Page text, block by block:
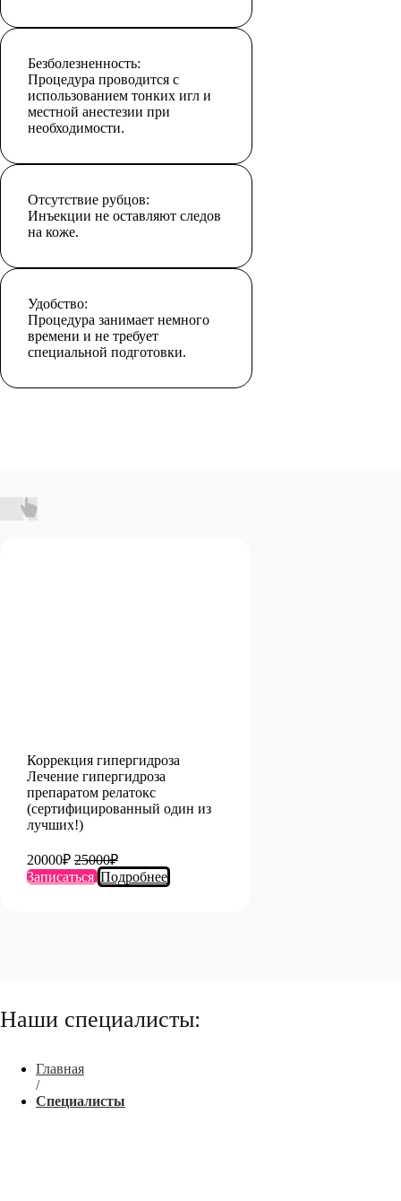
Безболезненность:
Процедура проводится с
использованием тонких игл и
местной анестезии при
необходимости.
Отсутствие рубцов:
Инъекции не оставляют следов
на коже.
Удобство:
Процедура занимает немного
времени и не требует
специальной подготовки.
Коррекция гипергидроза
Лечение гипергидроза
препаратом релатокс
(сертифицированный один из
лучших!)
20000₽ 25000₽
Записаться Подробнее
Наши специалисты:
Главная
/
Специалисты